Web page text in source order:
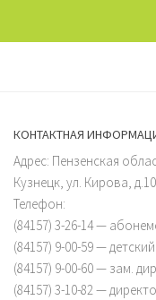
КОНТАКТНАЯ
Адрес: Пензенская
Кузнецк, ул. Кирова,
Телефон:
(84157) 3-26-14 —
(84157) 9-00-59 —
(84157) 9-00-60 — зам.
(84157) 3-10-82 —